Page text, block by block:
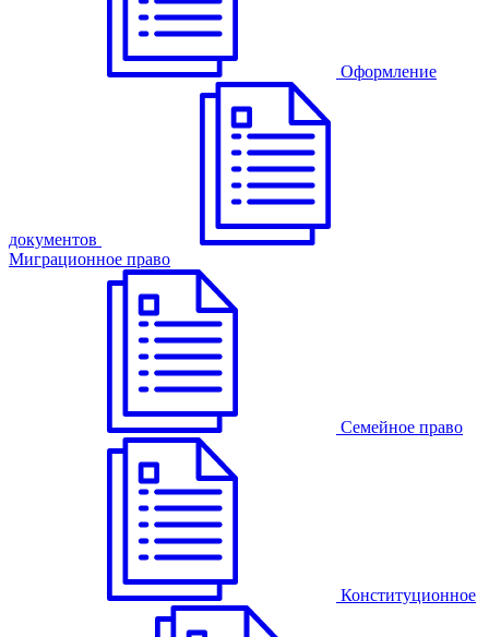
Оформление
документов
Миграционное право
Семейное право
Конституционное